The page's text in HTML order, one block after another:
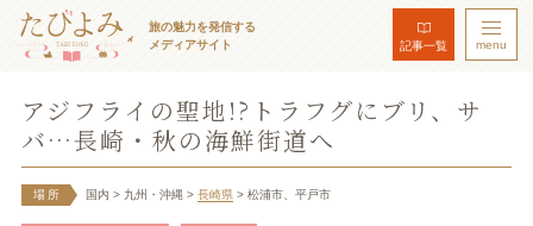
旅の魅力を発信する
メディアサイト
記事一覧 menu
アジフライの聖地!?トラフグにブリ、サ
バ…長崎・秋の海鮮街道へ
場所 国内 > 九州・沖縄 > 長崎県 > 松浦市、平戸市